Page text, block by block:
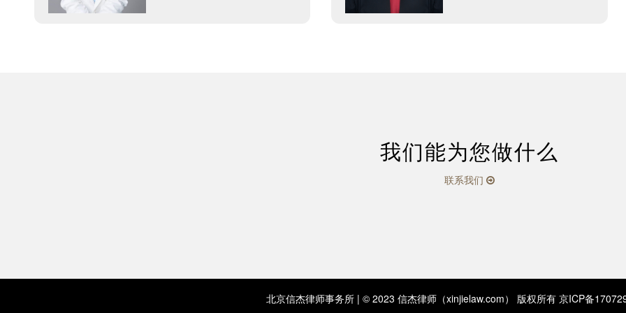
我们能为您做什么
联系我们
北京信杰律师事务所 | © 2023 信杰律师（xinjielaw.com） 版权所有京ICP备